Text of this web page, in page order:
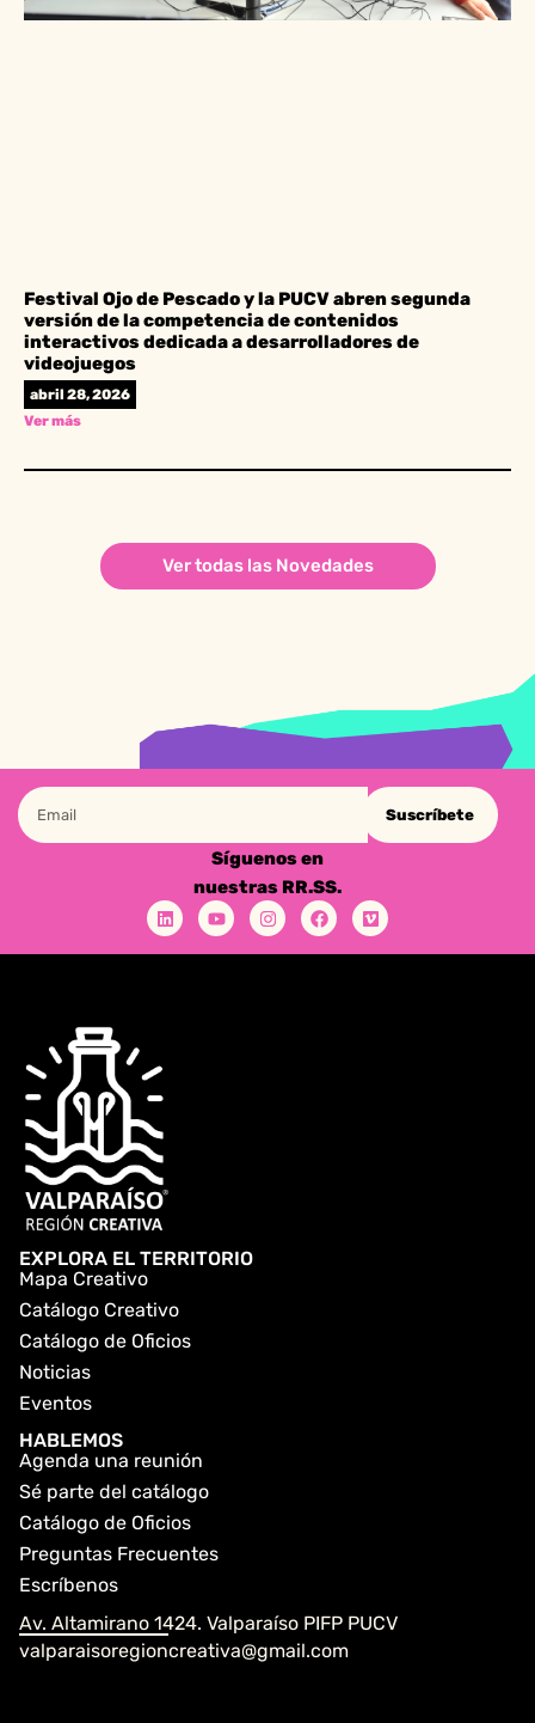
Festival Ojo de Pescado y la PUCV abren segunda
versión de la competencia de contenidos
interactivos dedicada a desarrolladores de
videojuegos
abril 28, 2026
Ver más
Ver todas las Novedades
Suscríbete
Síguenos en
nuestras RR.SS.
EXPLORA EL TERRITORIO
Mapa Creativo
Catálogo Creativo
Catálogo de Oficios
Noticias
Eventos
HABLEMOS
Agenda una reunión
Sé parte del catálogo
Catálogo de Oficios
Preguntas Frecuentes
Escríbenos
Av. Altamirano 1424. Valparaíso PIFP PUCV
valparaisoregioncreativa@gmail.com